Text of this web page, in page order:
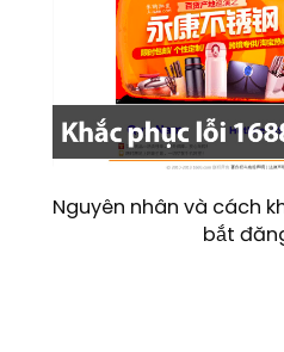
Nguyên nhân và cách
bắt